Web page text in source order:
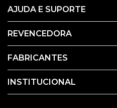
AJUDA E SUPORTE
REVENCEDORA
FABRICANTES
INSTITUCIONAL